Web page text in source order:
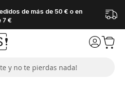
de más de 50 € o en
7 €